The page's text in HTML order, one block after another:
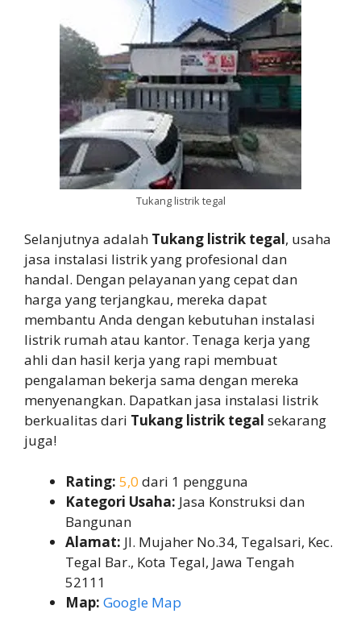
Tukang listrik tegal
Selanjutnya adalah Tukang listrik tegal, usaha
jasa instalasi listrik yang profesional dan
handal. Dengan pelayanan yang cepat dan
harga yang terjangkau, mereka dapat
membantu Anda dengan kebutuhan instalasi
listrik rumah atau kantor. Tenaga kerja yang
ahli dan hasil kerja yang rapi membuat
pengalaman bekerja sama dengan mereka
menyenangkan. Dapatkan jasa instalasi listrik
berkualitas dari Tukang listrik tegal sekarang
juga!
Rating: 5,0 dari 1 pengguna
Kategori Usaha: Jasa Konstruksi dan
Bangunan
Alamat: Jl. Mujaher No.34, Tegalsari, Kec.
Tegal Bar., Kota Tegal, Jawa Tengah
52111
Map: Google Map